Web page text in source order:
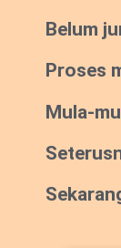
Belum
Proses
Mula-